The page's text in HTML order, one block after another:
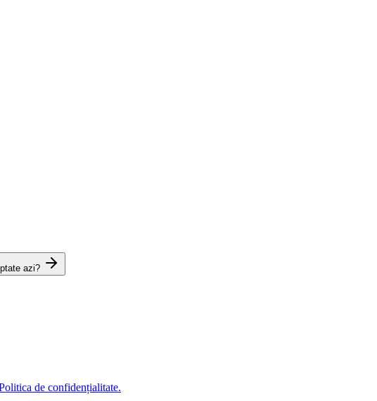
azi?
de confidențialitate.